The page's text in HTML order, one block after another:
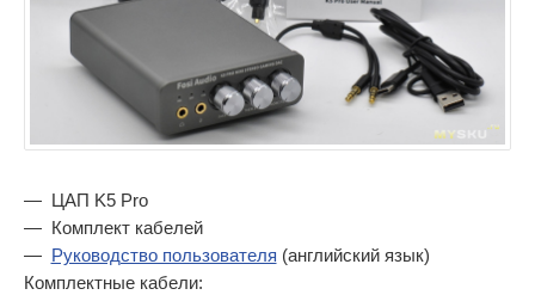
ЦАП K5 Pro
Комплект кабелей
Руководство пользователя (английский язык)
Комплектные кабели: